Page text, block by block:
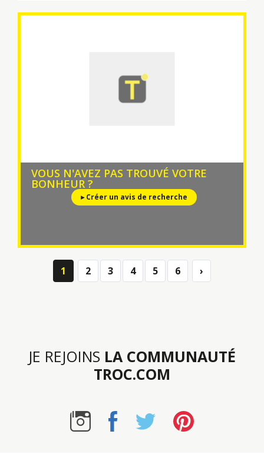
VOUS N'AVEZ PAS TROUVÉ VOTRE
BONHEUR ?
▸ Créer un avis de recherche
1 2 3 4 5 6 ›
JE REJOINS LA COMMUNAUTÉ
TROC.COM